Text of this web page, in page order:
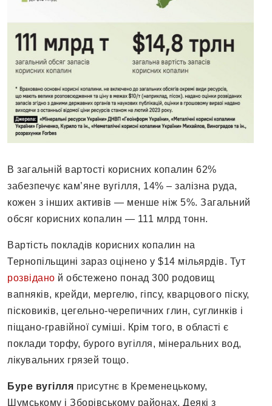
В загальній вартості корисних копалин 62%
забезпечує кам’яне вугілля, 14% – залізна руда,
кожен з інших активів — менше ніж 5%. Загальний
обсяг корисних копалин — 111 млрд тонн.
Вартість покладів корисних копалин на
Тернопільщині зараз оцінено у $14 мільярдів. Тут
розвідано й обстежено понад 300 родовищ
вапняків, крейди, мергелю, гіпсу, кварцового піску,
пісковиків, цегельно-черепичних глин, суглинків і
піщано-гравійної суміші. Крім того, в області є
поклади торфу, бурого вугілля, мінеральних вод,
лікувальних грязей тощо.
Буре вугілля присутнє в Кременецькому,
Шумському і Зборівському районах. Деякі з